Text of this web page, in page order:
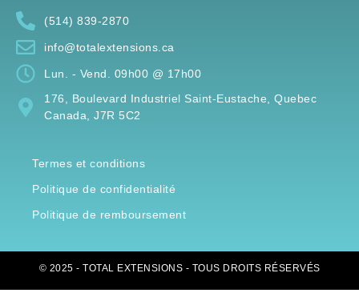
info@totalextensions.ca
Lun. - Vend. 09h00 @ 17h00
176, Boulevard Industriel Saint-Eustache, Quebec
Canada, J7R 5C2
Politique de confidentialité
Politique de remboursement
UNE CONCEPTION DELES COMMUNICATEURS